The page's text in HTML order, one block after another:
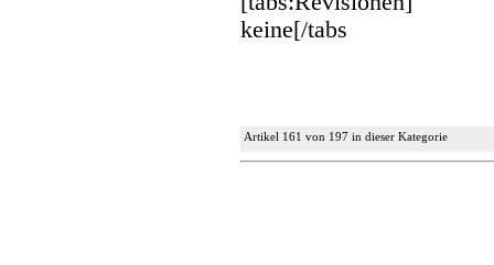
keine[/tabs
Artikel 161 von 197 in dieser Kategorie